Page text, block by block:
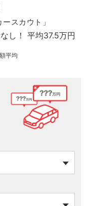
スカウト」
平均